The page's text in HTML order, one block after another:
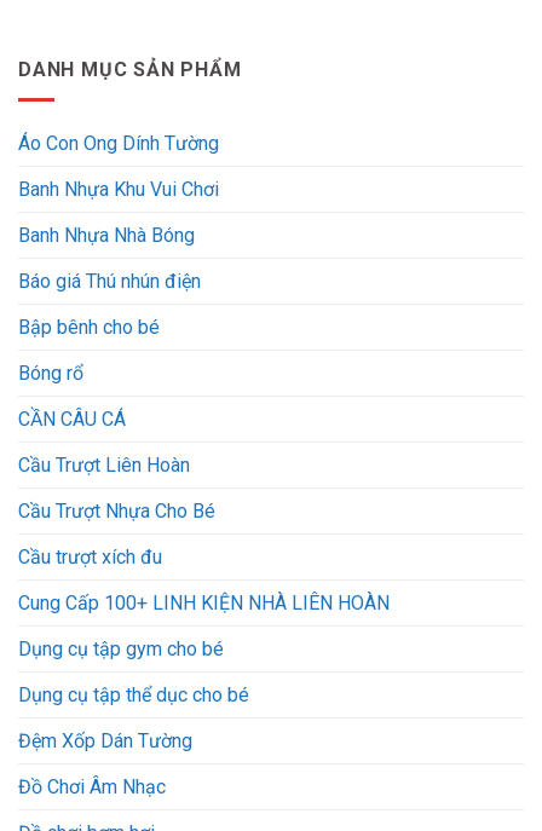
DANH MỤC SẢN PHẨM
Áo Con Ong Dính Tường
Banh Nhựa Khu Vui Chơi
Banh Nhựa Nhà Bóng
Báo giá Thú nhún điện
Bập bênh cho bé
Bóng rổ
CẦN CÂU CÁ
Cầu Trượt Liên Hoàn
Cầu Trượt Nhựa Cho Bé
Cầu trượt xích đu
Cung Cấp 100+ LINH KIỆN NHÀ LIÊN HOÀN
Dụng cụ tập gym cho bé
Dụng cụ tập thể dục cho bé
Đệm Xốp Dán Tường
Đồ Chơi Âm Nhạc